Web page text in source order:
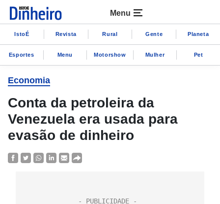
Menu
IstoÉ Revista Rural Gente Planeta
Esportes Menu Motorshow Mulher Pet
Economia
Conta da petroleira da
Venezuela era usada para
evasão de dinheiro